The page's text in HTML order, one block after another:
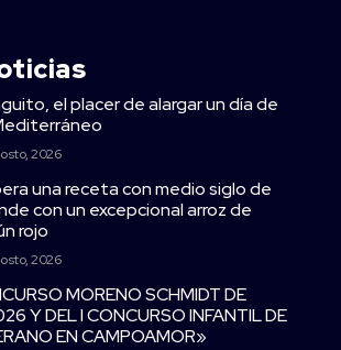
el placer de alargar un día de
2026
una receta con medio siglo de
con un excepcional arroz de
rojo
2026
MORENO SCHMIDT DE
Y DEL I CONCURSO INFANTIL DE
EN CAMPOAMOR»